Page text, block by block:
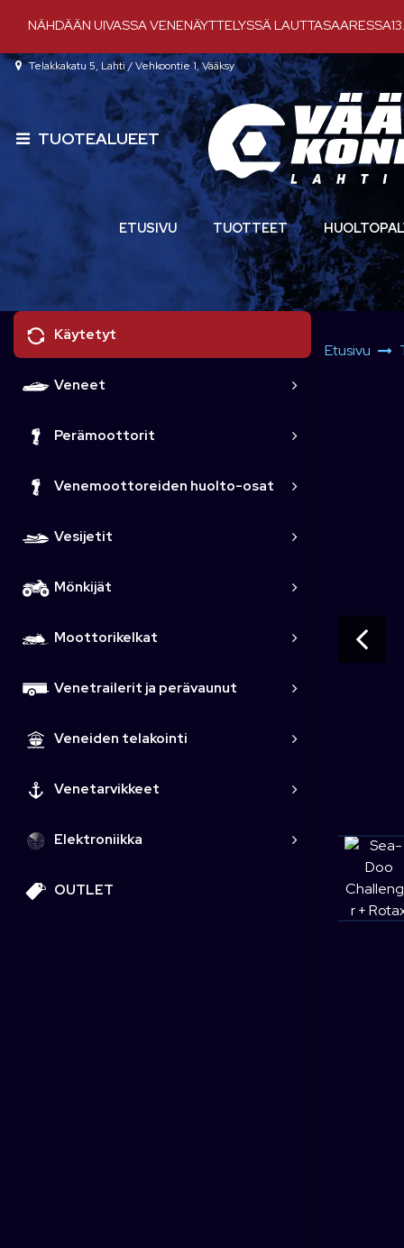
NÄHDÄÄN UIVASSA VENENÄYTTELYSSÄ
Telakkakatu 5, Lahti / Vehkoontie 1, Vääksy
TUOTEALUEET
ETUSIVU TUOTTEET
Käytetyt
Veneet
Perämoottorit
Venemoottoreiden huolto-osat
Vesijetit
Mönkijät
Moottorikelkat
Venetrailerit ja perävaunut
Veneiden telakointi
Venetarvikkeet
Elektroniikka
OUTLET
Etusivu